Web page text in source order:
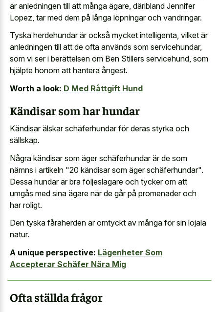
är anledningen till att många ägare, däribland Jennifer
Lopez, tar med dem på långa löpningar och vandringar.
Tyska herdehundar är också mycket intelligenta, vilket är
anledningen till att de ofta används som servicehundar,
som vi ser i berättelsen om Ben Stillers servicehund, som
hjälpte honom att hantera ångest.
Worth a look: D Med Råttgift Hund
Kändisar som har hundar
Kändisar älskar schäferhundar för deras styrka och
sällskap.
Några kändisar som äger schäferhundar är de som
nämns i artikeln "20 kändisar som äger schäferhundar".
Dessa hundar är bra följeslagare och tycker om att
umgås med sina ägare när de går på promenader och
har roligt.
Den tyska fåraherden är omtyckt av många för sin lojala
natur.
A unique perspective: Lägenheter Som
Accepterar Schäfer Nära Mig
Ofta ställda frågor